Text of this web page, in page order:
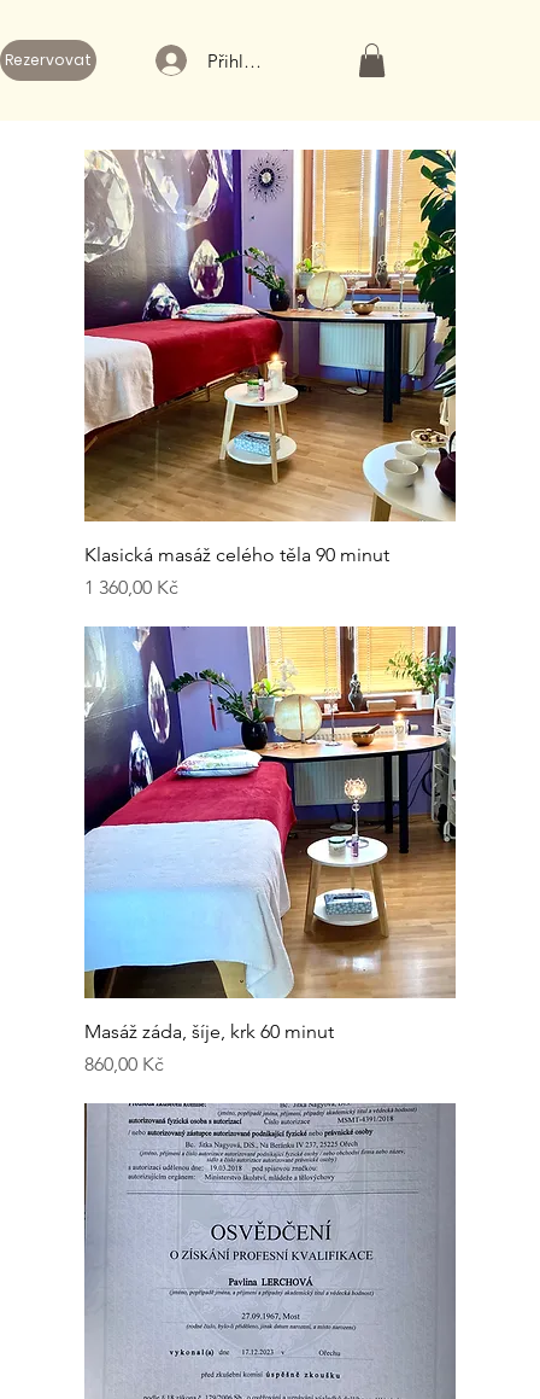
Přihlásit
Rezervovat
Klasická masáž celého těla 90 minut
Cena
1 360,00 Kč
Masáž záda, šíje, krk 60 minut
Cena
860,00 Kč